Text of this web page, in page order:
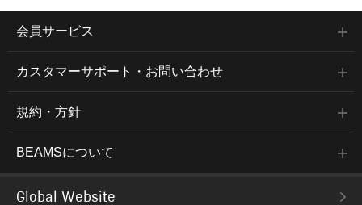
会員サービス
カスタマーサポート・お問い合わせ
規約・方針
BEAMSについて
Global Website